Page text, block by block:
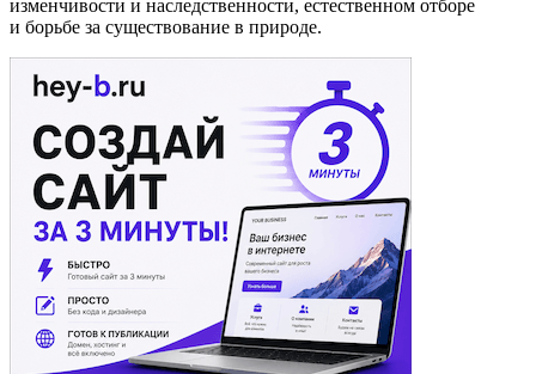
изменчивости и наследственности, естественном отборе
и борьбе за существование в природе.